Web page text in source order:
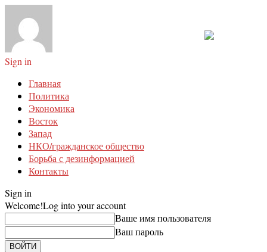
Sign in
Главная
Политика
Экономика
Восток
Запад
НКО/гражданское общество
Борьба с дезинформацией
Контакты
Sign in
Welcome!Log into your account
Ваше имя пользователя
Ваш пароль